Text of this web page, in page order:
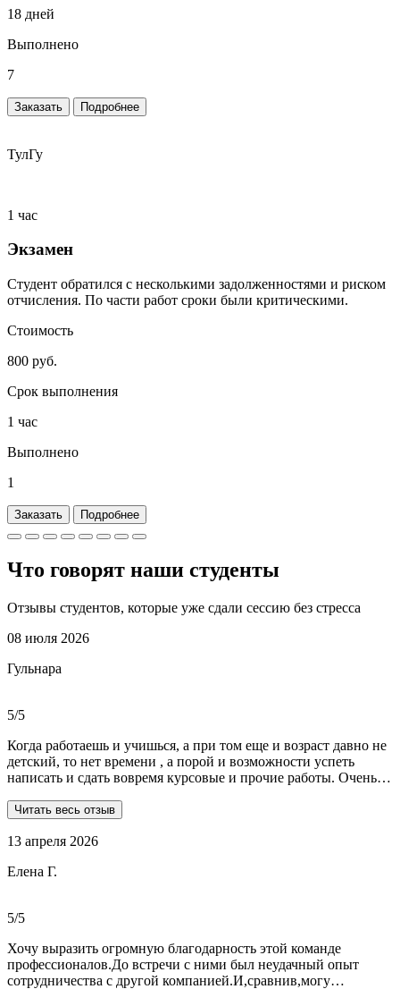
18 дней
Выполнено
7
Заказать Подробнее
ТулГу
1 час
Экзамен
Студент обратился с несколькими задолженностями и риском
отчисления. По части работ сроки были критическими.
Стоимость
800 руб.
Срок выполнения
1 час
Выполнено
1
Заказать Подробнее
Что говорят наши студенты
Отзывы студентов, которые уже сдали сессию без стресса
08 июля 2026
Гульнара
5/5
Когда работаешь и учишься, а при том еще и возраст давно не
детский, то нет времени , а порой и возможности успеть
написать и сдать вовремя курсовые и прочие работы. Очень
Dist-help. Все мои проблемы в полном смысле слова взяли на
выполнили очень качественно, вовремя и по очень даже
реагируют и отвечают на все вопросы. Теперь буду
Читать весь отзыв
13 апреля 2026
Елена Г.
5/5
Хочу выразить огромную благодарность этой команде
профессионалов.До встречи с ними был неудачный опыт
сотрудничества с другой компанией.И,сравнив,могу